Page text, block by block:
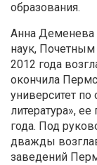
образования.
Анна Деменева
наук,
2012 года
окончила
университет
литература»,
года. Под
дважды
заведений